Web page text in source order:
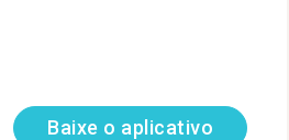
Baixe o aplicativo